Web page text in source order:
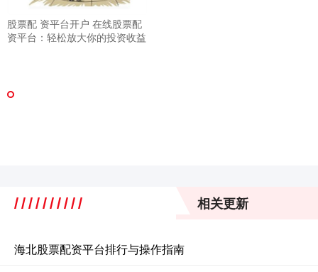
股票配 资平台开户 在线股票配
资平台：轻松放大你的投资收益
相关更新
海北股票配资平台排行与操作指南